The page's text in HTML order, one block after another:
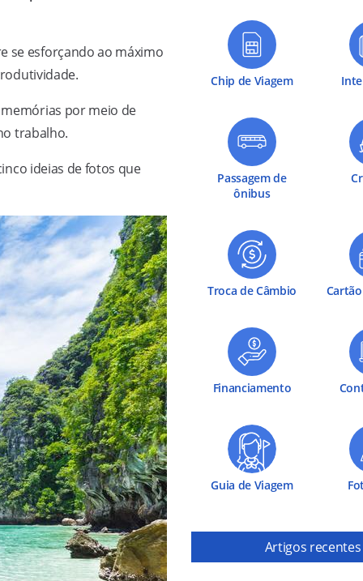
se esforçando ao máximo
por meio de
trabalho.
ideias de fotos que
Chip de Viagem
Passagem de
ônibus
Troca de Câmbio
Financiamento
Guia de Viagem
Artigos recentes